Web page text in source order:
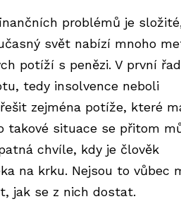
problémů je
svět nabízí mnoho
potíží s penězi. V první
tedy insolvence neboli
zejména potíže, které
takové situace se přitom
chvíle, kdy je člověk
na krku. Nejsou to vůbec
jak se z nich dostat.